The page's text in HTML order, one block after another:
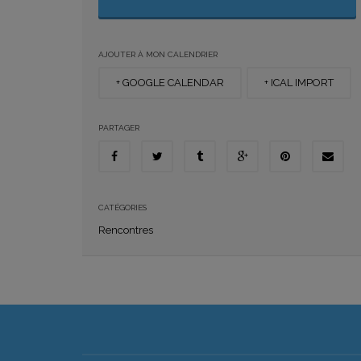
AJOUTER À MON CALENDRIER
+ GOOGLE CALENDAR + ICAL IMPORT
PARTAGER
CATÉGORIES
Rencontres